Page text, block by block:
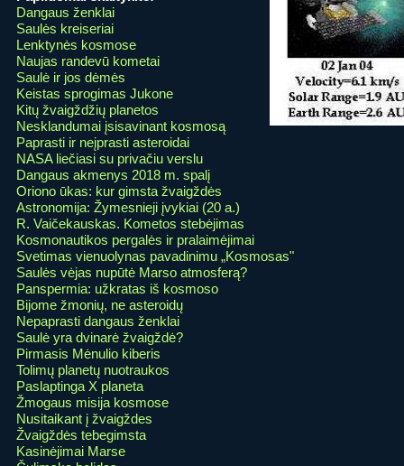
Dangaus ženklai
Saulės kreiseriai
Lenktynės kosmose
Naujas randevū kometai
Saulė ir jos dėmės
Keistas sprogimas Jukone
Kitų žvaigždžių planetos
Nesklandumai įsisavinant kosmosą
Paprasti ir neįprasti asteroidai
NASA liečiasi su privačiu verslu
Dangaus akmenys 2018 m. spalį
Oriono ūkas: kur gimsta žvaigždės
Astronomija: Žymesnieji įvykiai (20 a.)
R. Vaičekauskas. Kometos stebėjimas
Kosmonautikos pergalės ir pralaimėjimai
Svetimas vienuolynas pavadinimu „Kosmosas"
Saulės vėjas nupūtė Marso atmosferą?
Panspermia: užkratas iš kosmoso
Bijome žmonių, ne asteroidų
Nepaprasti dangaus ženklai
Saulė yra dvinarė žvaigždė?
Pirmasis Mėnulio kiberis
Tolimų planetų nuotraukos
Paslaptinga X planeta
Žmogaus misija kosmose
Nusitaikant į žvaigždes
Žvaigždės tebegimsta
Kasinėjimai Marse